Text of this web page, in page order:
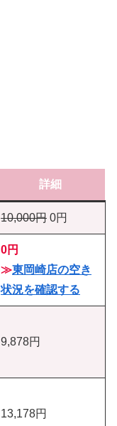
詳細
10,000円 0円
0円
≫東岡崎店の空き
状況を確認する
9,878円
13,178円